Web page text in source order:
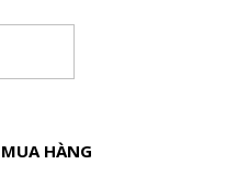
HÀNG